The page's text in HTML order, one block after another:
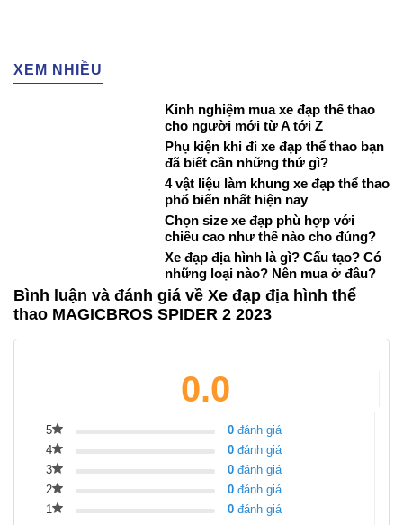
XEM NHIỀU
Kinh nghiệm mua xe đạp thể thao
cho người mới từ A tới Z
Phụ kiện khi đi xe đạp thể thao bạn
đã biết cần những thứ gì?
4 vật liệu làm khung xe đạp thể thao
phổ biến nhất hiện nay
Chọn size xe đạp phù hợp với
chiều cao như thế nào cho đúng?
Xe đạp địa hình là gì? Cấu tạo? Có
những loại nào? Nên mua ở đâu?
Bình luận và đánh giá về Xe đạp địa hình thể
thao MAGICBROS SPIDER 2 2023
0.0
5 0 đánh giá
4
0 đánh giá
3
0 đánh giá
2
0 đánh giá
1
0 đánh giá